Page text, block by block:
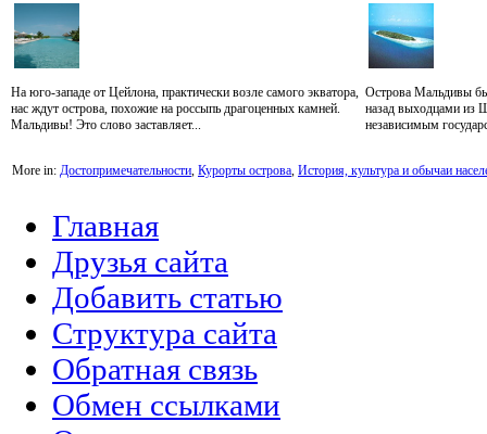
На юго-западе от Цейлона, практически возле самого экватора,
нас ждут острова, похожие на россыпь драгоценных камней.
Мальдивы! Это слово заставляет...
Острова Мальдивы
назад выходцами
независимым
More in: Достопримечательности, Курорты острова, История, культура и обычаи
Главная
Друзья сайта
Добавить статью
Структура сайта
Обратная связь
Обмен ссылками